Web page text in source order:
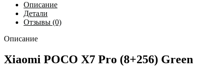
Описание
Детали
Отзывы (0)
Описание
Xiaomi POCO X7 Pro (8+256) Green